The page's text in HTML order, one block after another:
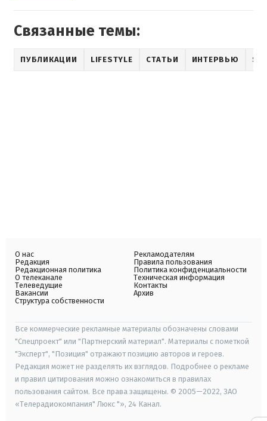
Связанные темы:
ПУБЛИКАЦИИ LIFESTYLE СТАТЬИ ИНТЕРВЬЮ
О нас
Редакция
Редакционная политика
О телеканале
Телеведущие
Вакансии
Структура собственности
Рекламодателям
Правила пользования
Политика конфиденциальности
Техническая информация
Контакты
Архив
Все коммерческие рекламные материалы обозначены словами
"Спецпроект" или "Партнерский материал". Материалы с пометкой
"Эксперт", "Позиция" отражают позицию авторов и героев.
Редакция может не разделять их взглядов. Подробнее о рекламе
и правил цитирования можно ознакомиться в правилах
пользования сайтом. Все права защищены. © 2005—2022, ЗАО
«Телерадиокомпания" Люкс "», 24 Канал.